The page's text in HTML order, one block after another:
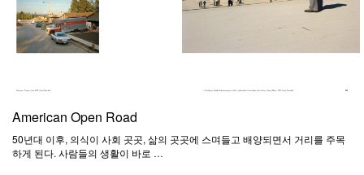
American Open Road
50년대 이후, 의식이 사회 곳곳, 삶의 곳곳에 스며들고 배양되면서 거리를 주목
하게 된다. 사람들의 생활이 바로 …